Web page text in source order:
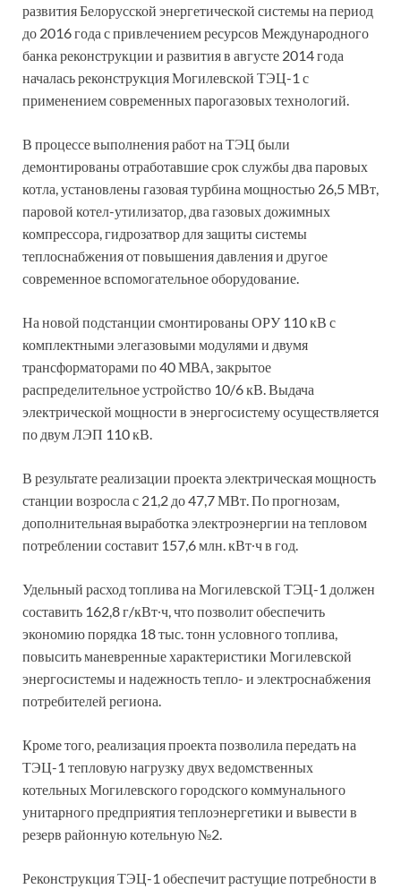
развития Белорусской энергетической системы на период
до 2016 года с привлечением ресурсов Международного
банка реконструкции и развития в августе 2014 года
началась реконструкция Могилевской ТЭЦ-1 с
применением современных парогазовых технологий.
В процессе выполнения работ на ТЭЦ были
демонтированы отработавшие срок службы два паровых
котла, установлены газовая турбина мощностью 26,5 МВт,
паровой котел-утилизатор, два газовых дожимных
компрессора, гидрозатвор для защиты системы
теплоснабжения от повышения давления и другое
современное вспомогательное оборудование.
На новой подстанции смонтированы ОРУ 110 кВ с
комплектными элегазовыми модулями и двумя
трансформаторами по 40 МВА, закрытое
распределительное устройство 10/6 кВ. Выдача
электрической мощности в энергосистему осуществляется
по двум ЛЭП 110 кВ.
В результате реализации проекта электрическая мощность
станции возросла с 21,2 до 47,7 МВт. По прогнозам,
дополнительная выработка электроэнергии на тепловом
потреблении составит 157,6 млн. кВт∙ч в год.
Удельный расход топлива на Могилевской ТЭЦ-1 должен
составить 162,8 г/кВт∙ч, что позволит обеспечить
экономию порядка 18 тыс. тонн условного топлива,
повысить маневренные характеристики Могилевской
энергосистемы и надежность тепло- и электроснабжения
потребителей региона.
Кроме того, реализация проекта позволила передать на
ТЭЦ-1 тепловую нагрузку двух ведомственных
котельных Могилевского городского коммунального
унитарного предприятия теплоэнергетики и вывести в
резерв районную котельную №2.
Реконструкция ТЭЦ-1 обеспечит растущие потребности в